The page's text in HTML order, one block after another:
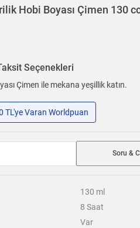
Hobi Boyası Çimen 130
Seçenekleri
Çimen ile mekana yeşillik katın.
TL'ye Varan Worldpuan
Soru &
130 ml
8 Saat
Var